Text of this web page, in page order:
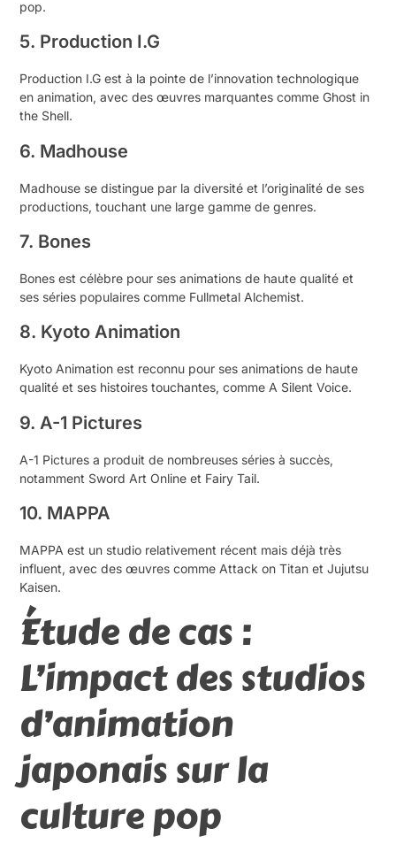
pop.
5. Production I.G
Production I.G est à la pointe de l’innovation technologique
en animation, avec des œuvres marquantes comme Ghost in
the Shell.
6. Madhouse
Madhouse se distingue par la diversité et l’originalité de ses
productions, touchant une large gamme de genres.
7. Bones
Bones est célèbre pour ses animations de haute qualité et
ses séries populaires comme Fullmetal Alchemist.
8. Kyoto Animation
Kyoto Animation est reconnu pour ses animations de haute
qualité et ses histoires touchantes, comme A Silent Voice.
9. A-1 Pictures
A-1 Pictures a produit de nombreuses séries à succès,
notamment Sword Art Online et Fairy Tail.
10. MAPPA
MAPPA est un studio relativement récent mais déjà très
influent, avec des œuvres comme Attack on Titan et Jujutsu
Kaisen.
Étude de cas :
L’impact des studios
d’animation
japonais sur la
culture pop